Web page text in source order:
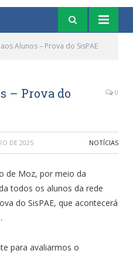
Alunos – Prova do SisPAE
– Prova do
0
DE 2025 NOTÍCIAS
de Moz, por meio da
todos os alunos da rede
do SisPAE, que acontecerá
para avaliarmos o